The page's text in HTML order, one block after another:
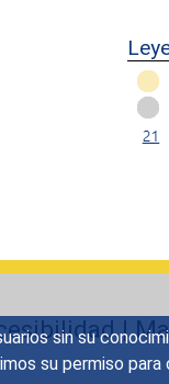
sin su
su permiso
|